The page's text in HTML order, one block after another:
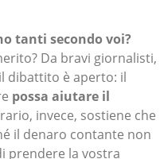
tanti secondo voi?
Da bravi giornalisti,
dibattito è aperto: il
possa aiutare il
invece, sostiene che
il denaro contante non
prendere la vostra